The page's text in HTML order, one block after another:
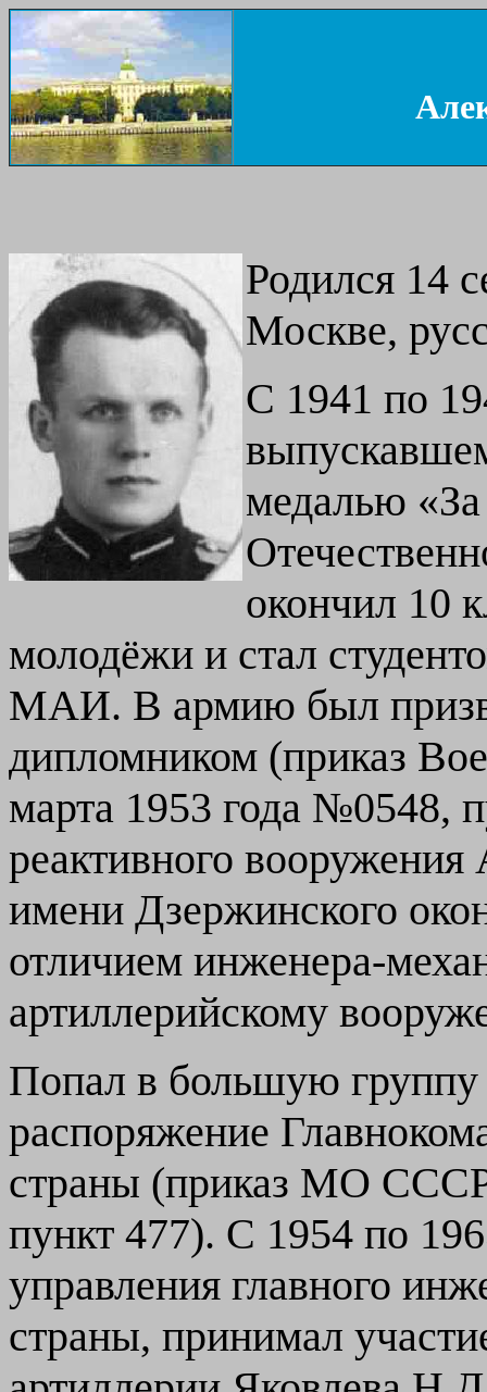
Родился 14
Москве,
С 1941 по
медалью
окончил 10
молодёжи и стал
МАИ. В армию был
дипломником (приказ
марта 1953 года №0548,
реактивного
имени Дзержинского
отличием инженера-
артиллерийскому
Попал в большую
распоряжение
страны (приказ МО
пункт 477). С 1954 по
управления главного
страны, принимал